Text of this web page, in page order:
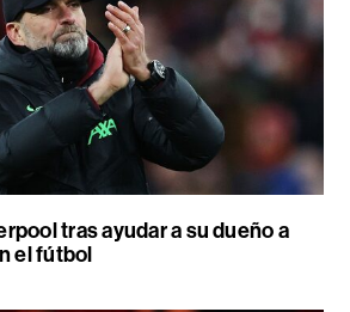
tras ayudar a su dueño a
el fútbol